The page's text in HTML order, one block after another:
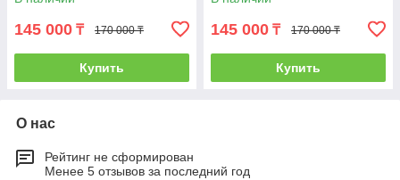
145 000 ₸ 170 000 ₸
Купить
145 000 ₸ 170 000 ₸
Купить
О нас
Рейтинг не сформирован
Менее 5 отзывов за последний год